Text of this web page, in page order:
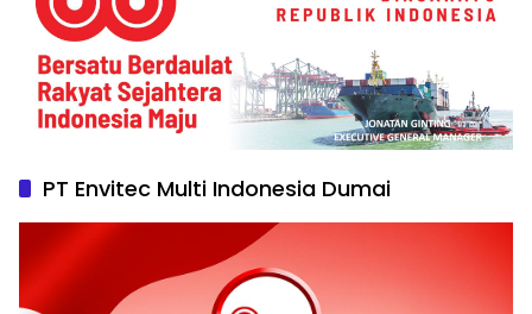
PT Envitec Multi Indonesia Dumai